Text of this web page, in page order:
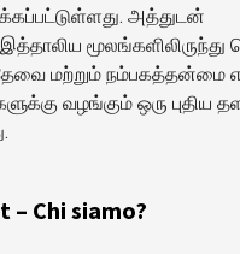
அத்துடன்
மூலங்களிலிருந்து
மற்றும் நம்பகத்தன்மை
வழங்கும் ஒரு புதிய
Chi siamo?